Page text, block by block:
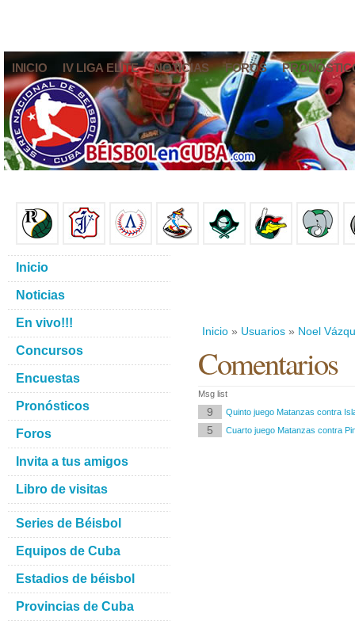
INICIO IV LIGA ELITE NOTICIAS FOROS
Inicio » Usuarios » Noel
Comentarios
Msg list
9 Quinto juego Matanzas contra
5 Cuarto juego Matanzas contra
Inicio
Noticias
En vivo!!!
Concursos
Encuestas
Pronósticos
Foros
Invita a tus amigos
Libro de visitas
Series de Béisbol
Equipos de Cuba
Estadios de béisbol
Provincias de Cuba